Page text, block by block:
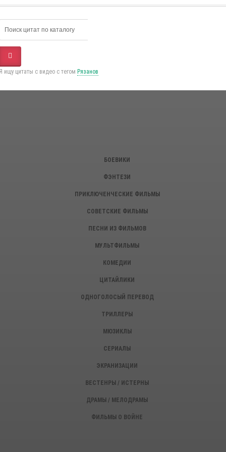
Я ищу цитаты с видео с тегом Рязанов
БОЕВИКИ
ФЭНТЕЗИ
ПРИКЛЮЧЕНЧЕСКИЕ ФИЛЬМЫ
СОВЕТСКИЕ ФИЛЬМЫ
ПЕСНИ ИЗ ФИЛЬМОВ
МУЛЬТФИЛЬМЫ
КОМЕДИИ
ЦИТАЙЛИКИ
ОДНОГОЛОСЫЙ ПЕРЕВОД
ТРИЛЛЕРЫ
МЮЗИКЛЫ
СЕРИАЛЫ
ЭКРАНИЗАЦИИ
ВЕСТЕНРЫ / ИСТЕРНЫ
ДРАМЫ / МЕЛОДРАМЫ
ФИЛЬМЫ О ВОЙНЕ